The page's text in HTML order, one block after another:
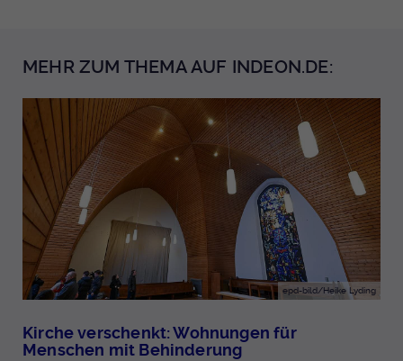
MEHR ZUM THEMA AUF INDEON.DE:
epd-bild/Heike Lyding
Kirche verschenkt: Wohnungen für
Menschen mit Behinderung